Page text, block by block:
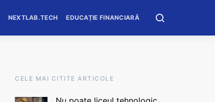
NEXTLAB.TECH EDUCAȚIE FINANCIARĂ
CELE MAI CITITE ARTICOLE